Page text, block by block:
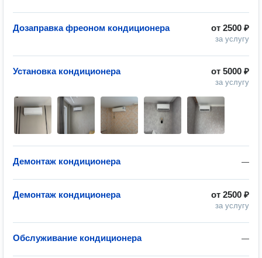
от 2500 ₽
за услугу
Дозаправка фреоном кондиционера
от 5000 ₽
за услугу
Установка кондиционера
—
Демонтаж кондиционера
от 2500 ₽
за услугу
Демонтаж кондиционера
—
Обслуживание кондиционера